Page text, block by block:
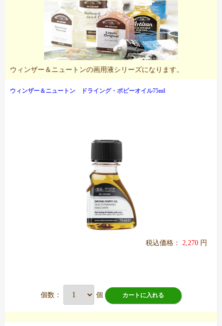
ウィンザー＆ニュートンの画用液シリーズになります。
ウィンザー＆ニュートン ドライング・ポピーオイル75ml
税込価格： 2,270 円
個数： 個 カートに入れる